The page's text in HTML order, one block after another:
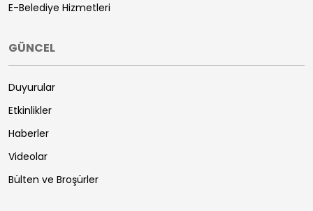
E-Belediye Hizmetleri
GÜNCEL
Duyurular
Etkinlikler
Haberler
Videolar
Bülten ve Broşürler